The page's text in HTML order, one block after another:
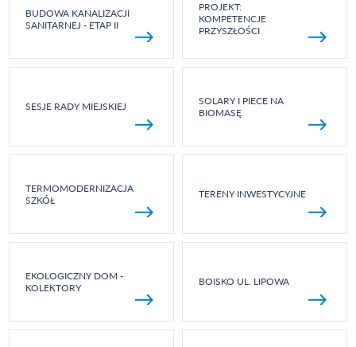
BUDOWA KANALIZACJI
SANITARNEJ - ETAP II
PROJEKT:
KOMPETENCJE
PRZYSZŁOŚCI
SESJE RADY MIEJSKIEJ
SOLARY I PIECE NA
BIOMASĘ
TERMOMODERNIZACJA
SZKÓŁ
TERENY INWESTYCYJNE
EKOLOGICZNY DOM -
KOLEKTORY
BOISKO UL. LIPOWA